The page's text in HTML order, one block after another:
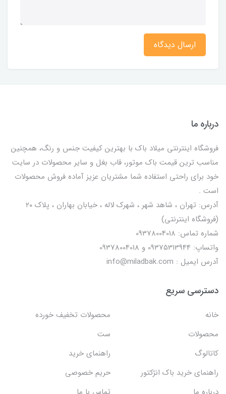
ارسال دیدگاه
درباره ما
فروشگاه اینترنتی میلاد باک با بهترین کیفیت جنس و رنگ، همچنین
مناسب ترین قیمت باک موتور، قاب بغل و سایر محصولات در سایت
خود برای راحتی استفاده شما مشتریان عزیز آماده فروش محصولات
است .
آدرس: تهران ، شاهد شهر ، شهرک لاله ، خیابان بهاران ، پلاک ۲۰
(فروشگاه اینترنتی)
شماره تماس: 09378004018
واتساپ: 09375313944 و 09378004018
آدرس ایمیل : info@miladbak.com
دسترسی سریع
خانه
محصولات تخفیف خورده
محصولات
ست
کاتالوگ
راهنمای خرید
راهنمای خرید باک انژکتور
حریم خصوصی